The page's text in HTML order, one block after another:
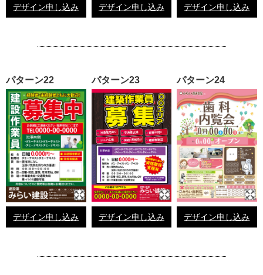
デザイン申し込み デザイン申し込み デザイン申し込み
パターン22
デザイン申し込み
パターン23
デザイン申し込み
パターン24
デザイン申し込み